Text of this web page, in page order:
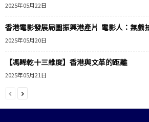
2025年05月22日
香港電影發展局圖振興港產片 電影人：無戲
2025年05月20日
【馮睎乾十三維度】香港與文革的距離
2025年05月21日